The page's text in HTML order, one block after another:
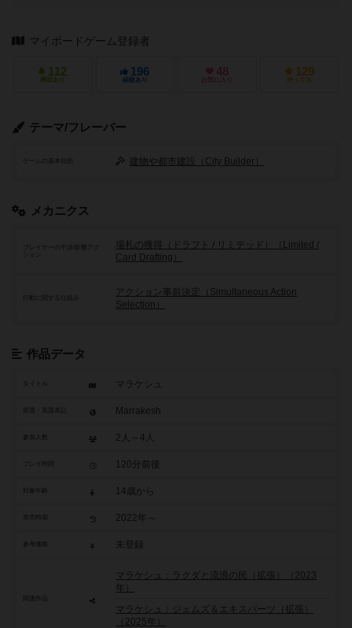
マイボードゲーム登録者
112
興味あり
196
経験あり
48
お気に入り
129
持ってる
テーマ/フレーバー
建物や都市建設（City Builder）
メカニクス
プレイヤーの干渉/影響アク
場札の獲得（ドラフト / リミテッド）（Limited /
Card Drafting）
行動に関する仕組み
アクション事前決定（Simultaneous Action
Selection）
作品データ
タイトル マラケシュ
Marrakesh
参加人数 2人～4人
120分前後
14歳から
2022年～
未登録
関連作品
マラケシュ：ラクダと流浪の民（拡張）（2023
年）
マラケシュ：ジェムズ＆エキスパーツ（拡張）
（2025年）